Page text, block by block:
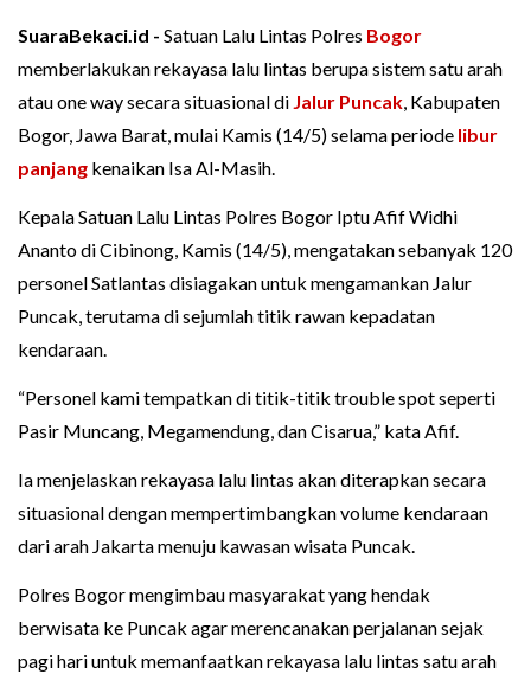
SuaraBekaci.id - Satuan Lalu Lintas Polres Bogor
memberlakukan rekayasa lalu lintas berupa sistem satu arah
atau one way secara situasional di Jalur Puncak, Kabupaten
Bogor, Jawa Barat, mulai Kamis (14/5) selama periode libur
panjang kenaikan Isa Al-Masih.
Kepala Satuan Lalu Lintas Polres Bogor Iptu Afif Widhi
Ananto di Cibinong, Kamis (14/5), mengatakan sebanyak 120
personel Satlantas disiagakan untuk mengamankan Jalur
Puncak, terutama di sejumlah titik rawan kepadatan
kendaraan.
“Personel kami tempatkan di titik-titik trouble spot seperti
Pasir Muncang, Megamendung, dan Cisarua,” kata Afif.
Ia menjelaskan rekayasa lalu lintas akan diterapkan secara
situasional dengan mempertimbangkan volume kendaraan
dari arah Jakarta menuju kawasan wisata Puncak.
Polres Bogor mengimbau masyarakat yang hendak
berwisata ke Puncak agar merencanakan perjalanan sejak
pagi hari untuk memanfaatkan rekayasa lalu lintas satu arah